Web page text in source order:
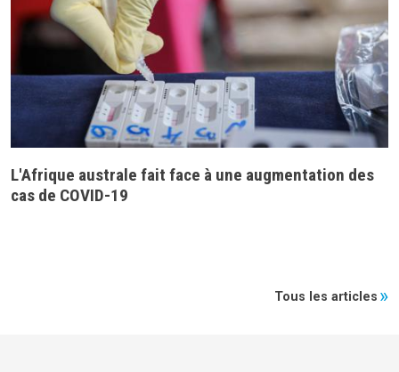
L'Afrique australe fait face à une augmentation des
cas de COVID-19
Tous les articles